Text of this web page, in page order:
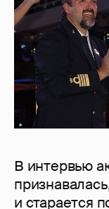
В интервью
и старается